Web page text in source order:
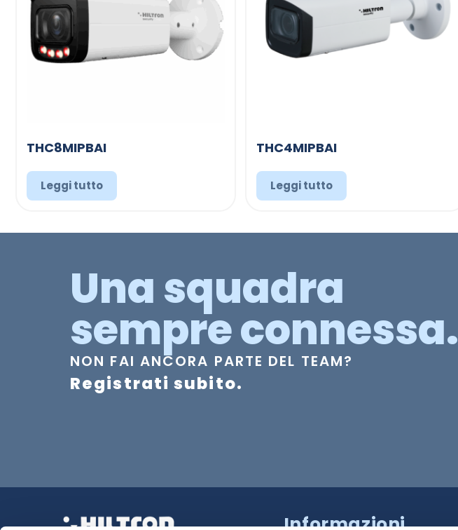
THC8MIPBAI
Leggi tutto
THC4MIPBAI
Leggi tutto
Una squadra
sempre connessa.
NON FAI ANCORA PARTE DEL TEAM?
Registrati subito.
Informazioni